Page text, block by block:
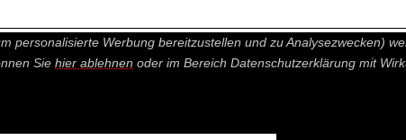
Technisch nicht notwendige Cookies und Statistik
personalisierte Werbung bereitzustellen und zu Analysezwecken)
Sie hier ablehnen oder im Bereich Datenschutzerklärung mit